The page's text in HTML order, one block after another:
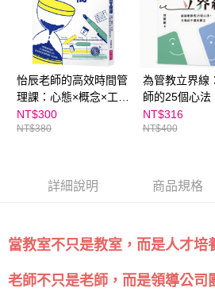
請求用戶進行身份認證。
５．嚴禁一人註冊多個帳號或使用他人資訊註
恩沛科技股份有限公司將有權停止該用戶之使
怡辰老師的高效時間管
理課：心態×概念×工
具，打造恆毅力的人生
複利心法
NT$300
NT$380
為管教立界線
師的25個心法
子邁向獨立
NT$316
NT$400
詳細說明 商品規格
當教室不只是教室，而是人才培
老師不只是老師，而是領導公司